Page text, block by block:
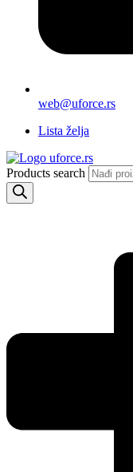
web@uforce.rs
Lista želja
Products search